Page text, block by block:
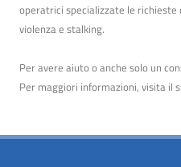
operatrici specializzate le
violenza e stalking.
Per avere aiuto o anche solo un
Per maggiori informazioni, visita il